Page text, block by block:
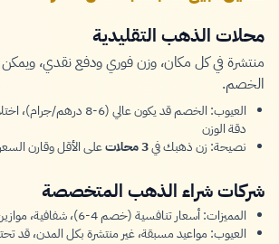
محلات الذهب التقليدية
منتشرة في كل مكان، وزن فوري ودفع نقدي،
الخصم.
العيوب: الخصم قد يكون عالي
دقة الوزن
نصيحة: زن ذهبك في3 محلات على الأقل وقارن
شركات شراء الذهب المتخصصة
المميزات: أسعار تنافسية (خصم 4-6)، شفافية، موازين معتمدة، عقود
العيوب: مواعيد مسبقة، غير منتشرة بكل المدن، قد